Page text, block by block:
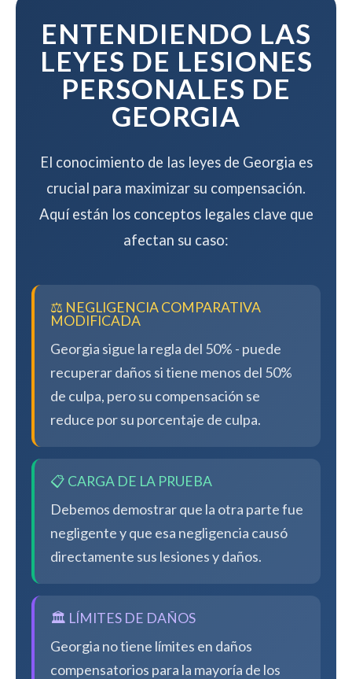
ENTENDIENDO LAS
LEYES DE LESIONES
PERSONALES DE
GEORGIA
El conocimiento de las leyes de Georgia es
crucial para maximizar su compensación.
Aquí están los conceptos legales clave que
afectan su caso:
⚖️ NEGLIGENCIA COMPARATIVA
MODIFICADA
Georgia sigue la regla del 50% - puede
recuperar daños si tiene menos del 50%
de culpa, pero su compensación se
reduce por su porcentaje de culpa.
📋 CARGA DE LA PRUEBA
Debemos demostrar que la otra parte fue
negligente y que esa negligencia causó
directamente sus lesiones y daños.
🏛️ LÍMITES DE DAÑOS
Georgia no tiene límites en daños
compensatorios para la mayoría de los